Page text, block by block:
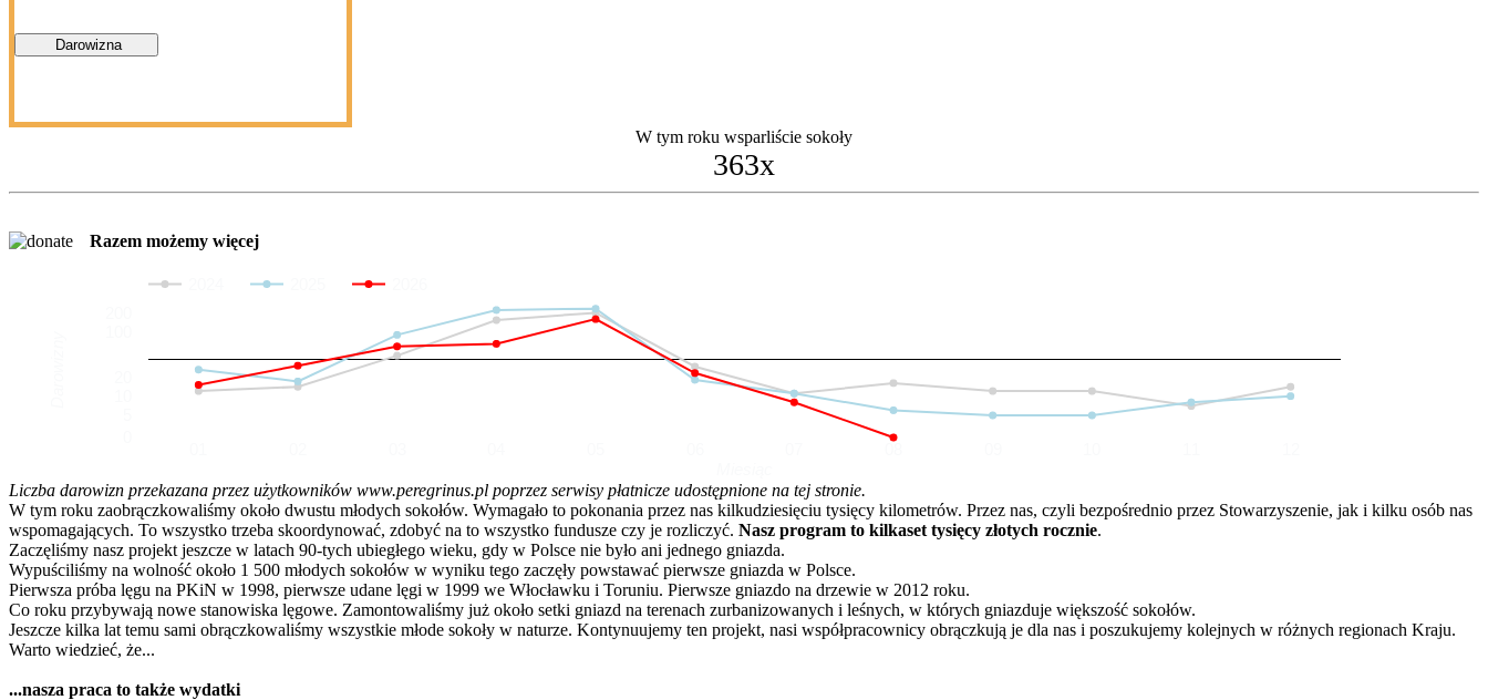
Darowizna
W tym roku wsparliście sokoły
363x
Razem możemy więcej
Liczba darowizn przekazana przez użytkowników www.peregrinus.pl poprzez serwisy płatnicze udostępnione na tej stronie.
W tym roku zaobrączkowaliśmy około dwustu młodych sokołów. Wymagało to pokonania przez nas kilkudziesięciu tysięcy kilometrów. Przez nas, czyli bezpośrednio przez Stowarzyszenie, jak i kilku osób nas
wspomagających. To wszystko trzeba skoordynować, zdobyć na to wszystko fundusze czy je rozliczyć. Nasz program to kilkaset tysięcy złotych rocznie.
Zaczęliśmy nasz projekt jeszcze w latach 90-tych ubiegłego wieku, gdy w Polsce nie było ani jednego gniazda.
Wypuściliśmy na wolność około 1 500 młodych sokołów w wyniku tego zaczęły powstawać pierwsze gniazda w Polsce.
Pierwsza próba lęgu na PKiN w 1998, pierwsze udane lęgi w 1999 we Włocławku i Toruniu. Pierwsze gniazdo na drzewie w 2012 roku.
Co roku przybywają nowe stanowiska lęgowe. Zamontowaliśmy już około setki gniazd na terenach zurbanizowanych i leśnych, w których gniazduje większość sokołów.
Jeszcze kilka lat temu sami obrączkowaliśmy wszystkie młode sokoły w naturze. Kontynuujemy ten projekt, nasi współpracownicy obrączkują je dla nas i poszukujemy kolejnych w różnych regionach Kraju.
Warto wiedzieć, że...
...nasza praca to także wydatki